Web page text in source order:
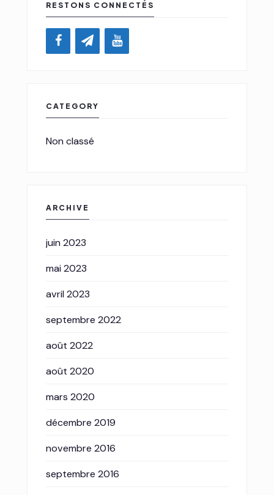
RESTONS CONNECTÉS
CATEGORY
Non classé
ARCHIVE
juin 2023
mai 2023
avril 2023
septembre 2022
août 2022
août 2020
mars 2020
décembre 2019
novembre 2016
septembre 2016